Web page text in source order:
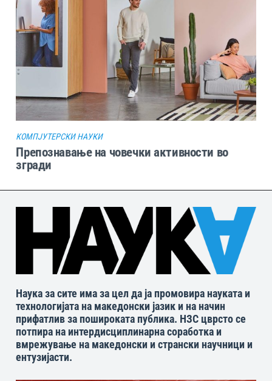
КОМПЈУТЕРСКИ НАУКИ
Препознавање на човечки активности во
згради
Наука за сите има за цел да ја промовира науката и
технологијата на македонски јазик и на начин
прифатлив за пошироката публика. НЗС цврсто се
потпира на интердисциплинарна соработка и
вмрежување на македонски и странски научници и
ентузијасти.